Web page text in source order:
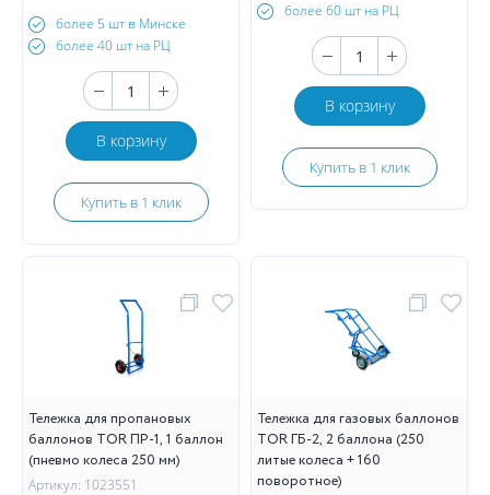
более 5 шт в Минске
более 40 шт на РЦ
В корзину
Купить в 1 клик
более 60 шт на РЦ
В корзину
Купить в 1 клик
Тележка для пропановых
баллонов TOR ПР-1, 1 баллон
(пневмо колеса 250 мм)
Артикул: 1023551
Тележка для газовых баллонов
TOR ГБ-2, 2 баллона (250
литые колеса + 160
поворотное)